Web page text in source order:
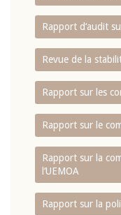
Rapport d‘audit
Revue de la
Rapport sur les
Rapport sur le
Rapport sur la
l‘UEMOA
Rapport sur la